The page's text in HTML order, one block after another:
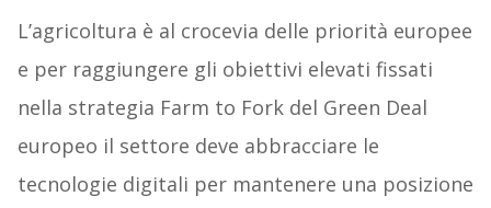
L’agricoltura è al crocevia delle priorità europee
e per raggiungere gli obiettivi elevati fissati
nella strategia Farm to Fork del Green Deal
europeo il settore deve abbracciare le
tecnologie digitali per mantenere una posizione